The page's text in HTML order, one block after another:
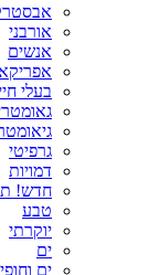
אורבני
אנשים
בעלי
גרפיטי
דמויות
חדש!
טבע
יוקרתי
ים
ים